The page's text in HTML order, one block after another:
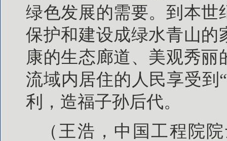
绿色发展的需要。到本世
保护和建设成绿水青山的
康的生态廊道、美观秀
流域内居住的人民享受到
利，造福子孙后代。
（王浩，中国工程院